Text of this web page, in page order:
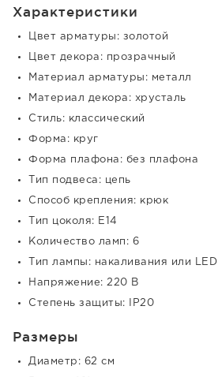
Характеристики
Цвет арматуры: золотой
Цвет декора: прозрачный
Материал арматуры: металл
Материал декора: хрусталь
Стиль: классический
Форма: круг
Форма плафона: без плафона
Тип подвеса: цепь
Способ крепления: крюк
Тип цоколя: E14
Количество ламп: 6
Тип лампы: накаливания или LED
Напряжение: 220 В
Степень защиты: IP20
Размеры
Диаметр: 62 см